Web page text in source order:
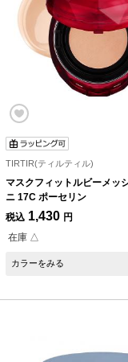
TIRTIR(ティルティル)
マスクフィットルビーメッ
ニ 17C ポーセリン
税込 1,430 円
在庫 △
カラーをみる